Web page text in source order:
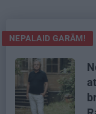
NEPALAID GARĀM!